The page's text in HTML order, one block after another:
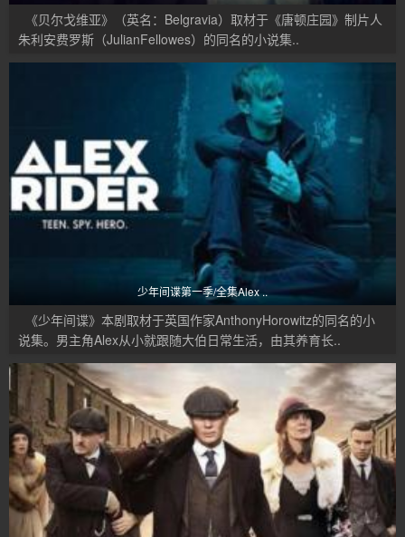
《贝尔戈维亚》（英名：Belgravia）取材于《唐顿庄园》制片人
朱利安费罗斯（JulianFellowes）的同名的小说集..
少年间谍第一季/全集Alex ..
《少年间谍》本剧取材于英国作家AnthonyHorowitz的同名的小
说集。男主角Alex从小就跟随大伯日常生活，由其养育长..